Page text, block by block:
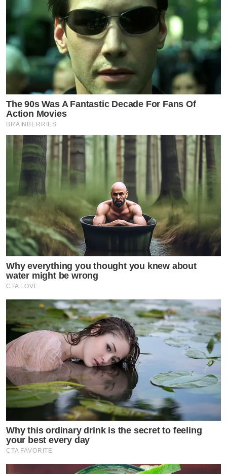
The 90s Was A Fantastic Decade For Fans Of
Action Movies
BRAINBERRIES
Why everything you thought you knew about
water might be wrong
CTA LOVE
Why this ordinary drink is the secret to feeling
your best every day
CTA FAVORITE